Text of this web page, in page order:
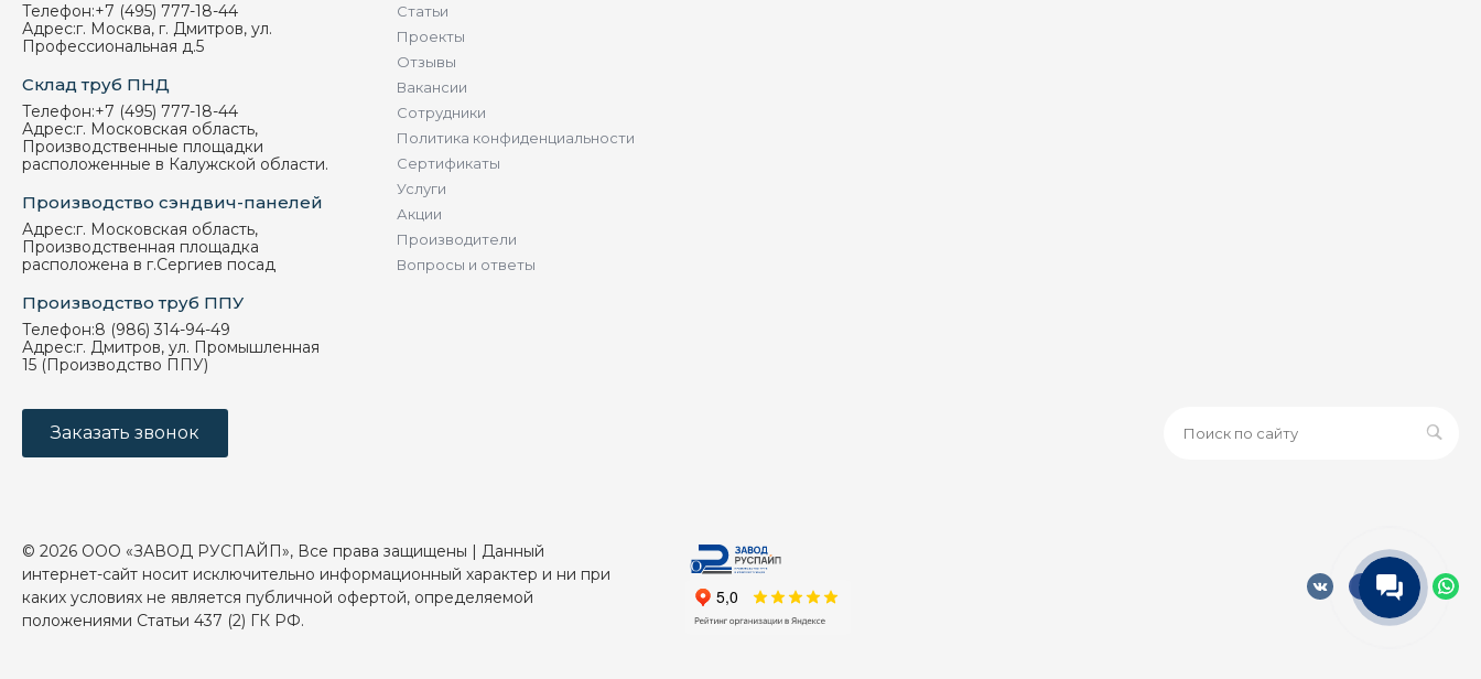
Телефон:+7 (495) 777-18-44
Адрес:г. Москва, г. Дмитров, ул.
Профессиональная д.5
Склад труб ПНД
Телефон:+7 (495) 777-18-44
Адрес:г. Московская область,
Производственные площадки
расположенные в Калужской области.
Производство сэндвич-панелей
Адрес:г. Московская область,
Производственная площадка
расположена в г.Сергиев посад
Производство труб ППУ
Телефон:8 (986) 314-94-49
Адрес:г. Дмитров, ул. Промышленная
15 (Производство ППУ)
Статьи
Проекты
Отзывы
Вакансии
Сотрудники
Политика конфиденциальности
Сертификаты
Услуги
Акции
Производители
Вопросы и ответы
Заказать звонок
© 2026 ООО «ЗАВОД РУСПАЙП», Все права защищены | Данный
интернет-сайт носит исключительно информационный характер и ни при
каких условиях не является публичной офертой, определяемой
положениями Статьи 437 (2) ГК РФ.